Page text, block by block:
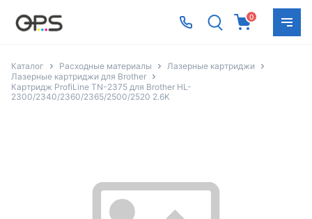
0
Каталог Расходные материалы
Лазерные картриджи
Лазерные картриджи для Brother
Картридж ProfiLine TN-2375 для Brother HL-
2300/2340/2360/2365/2500/2520 2.6K